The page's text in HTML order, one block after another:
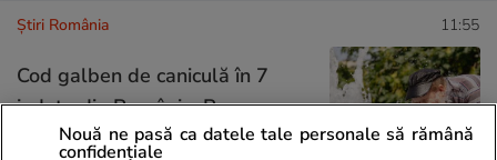
Știri România 11:55
Cod galben de caniculă în 7
județe din România. Prognoza
ANM pentru perioada 10-12
Nouă ne pasă ca datele tale personale să rămână
confidențiale